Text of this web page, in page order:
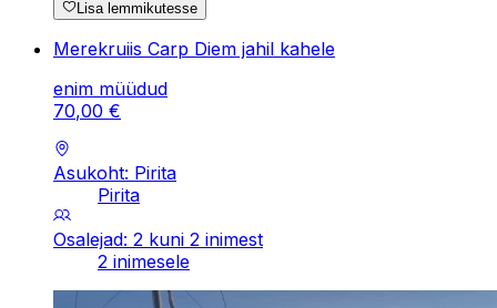
Lisa lemmikutesse
Merekruiis Carp Diem jahil kahele
enim müüdud
70,00 €
Asukoht: Pirita
Pirita
Osalejad: 2 kuni 2 inimest
2 inimesele